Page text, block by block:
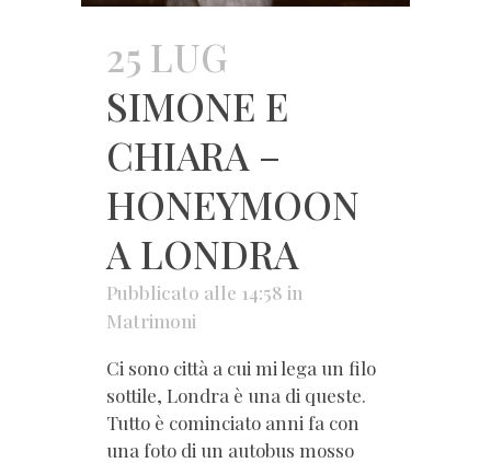
25 LUG
SIMONE E
CHIARA –
HONEYMOON
A LONDRA
Pubblicato alle 14:58 in
Matrimoni
Ci sono città a cui mi lega un filo
sottile, Londra è una di queste.
Tutto è cominciato anni fa con
una foto di un autobus mosso